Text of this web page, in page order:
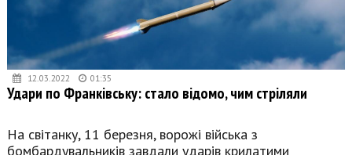
12.03.2022 01:35
Удари по Франківську: стало відомо, чим стріляли
На світанку, 11 березня, ворожі війська з
бомбардувальників завдали ударів крилатими